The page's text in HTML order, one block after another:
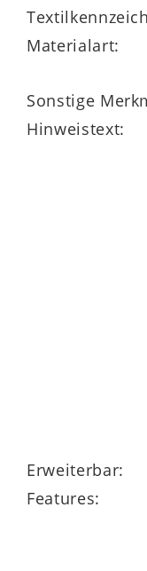
Funktionen
ist mit dem
Materialart:
Sonstige
Hinweistext:
Erweiterbar:
Features: